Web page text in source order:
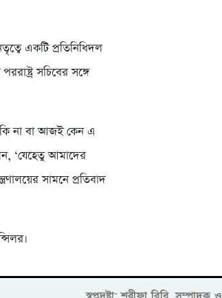
একটি প্রতিনিধিদল
সচিবের সঙ্গে
কি না বা আজই কেন এ
‘যেহেতু আমাদের
সামনে প্রতিবাদ